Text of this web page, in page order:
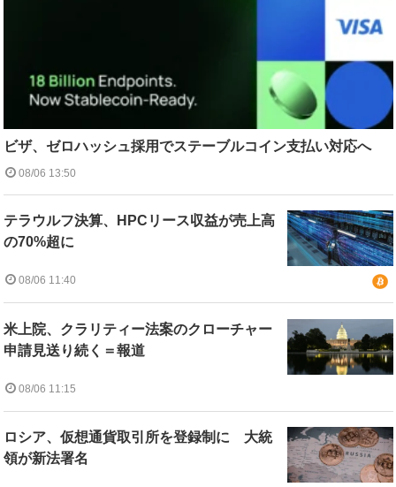
ビザ、ゼロハッシュ採用でステーブルコイン支払い対応へ
08/06 13:50
テラウルフ決算、HPCリース収益が売上高
の70%超に
08/06 11:40
米上院、クラリティー法案のクローチャー
申請見送り続く＝報道
08/06 11:15
ロシア、仮想通貨取引所を登録制に 大統
領が新法署名